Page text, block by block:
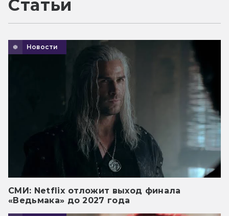
Статьи
Новости
СМИ: Netflix отложит выход финала
«Ведьмака» до 2027 года